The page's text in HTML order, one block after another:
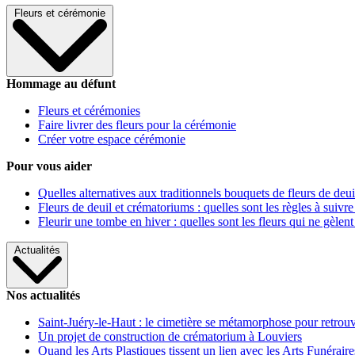
Fleurs et cérémonie
Hommage au défunt
Fleurs et cérémonies
Faire livrer des fleurs pour la cérémonie
Créer votre espace cérémonie
Pour vous aider
Quelles alternatives aux traditionnels bouquets de fleurs de
Fleurs de deuil et crématoriums : quelles sont les règles à
Fleurir une tombe en hiver : quelles sont les fleurs qui ne gèlent
Actualités
Nos actualités
Saint-Juéry-le-Haut : le cimetière se métamorphose pour
Un projet de construction de crématorium à Louviers
Quand les Arts Plastiques tissent un lien avec les Arts